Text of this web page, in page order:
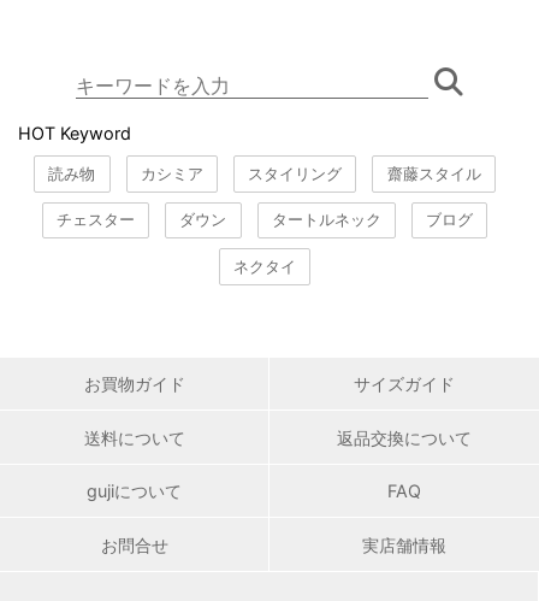
HOT Keyword
読み物 カシミア スタイリング 齋藤スタイル
チェスター ダウン タートルネック ブログ
ネクタイ
お買物ガイド サイズガイド
送料について 返品交換について
gujiについて FAQ
お問合せ 実店舗情報